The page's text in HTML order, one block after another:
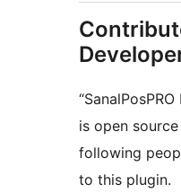
is open
following
to this plugin.